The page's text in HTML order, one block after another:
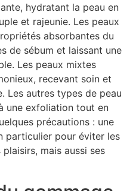
hydratant la peau en
et rajeunie. Les peaux
absorbantes du
de sébum et laissant une
Les peaux mixtes
recevant soin et
Les autres types de peau
une exfoliation tout en
précautions : une
particulier pour éviter les
mais aussi ses